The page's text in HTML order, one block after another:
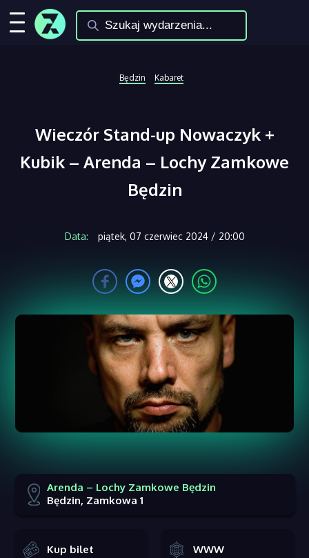
Będzin Kabaret
Wieczór Stand-up Nowaczyk +
Kubik – Arenda – Lochy Zamkowe
Będzin
Data: piątek, 07 czerwiec 2024 / 20:00
Arenda – Lochy Zamkowe Będzin
Będzin, Zamkowa 1
Kup bilet WWW